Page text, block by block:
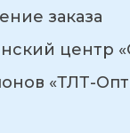
заказа
центр
«ТЛТ-